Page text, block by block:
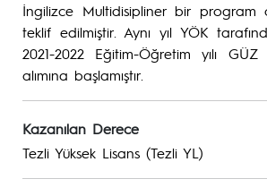
İngilizce Multidisipliner bir program
teklif edilmiştir. Aynı yıl YÖK
2021-2022 Eğitim-Öğretim yılı GÜZ
alımına başlamıştır.
Kazanılan Derece
Tezli Yüksek Lisans (Tezli YL)